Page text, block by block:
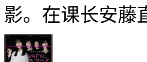
影。在课长安藤